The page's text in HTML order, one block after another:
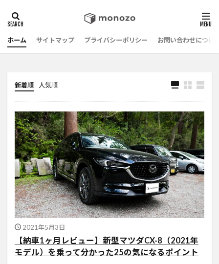
ホーム サイトマップ プライバシーポリシー お問い合わせについ
新着順 人気順
2021年5月3日
【納車1ヶ月レビュー】新型マツダCX-8（2021年
モデル）を乗って分かった25の気になるポイント